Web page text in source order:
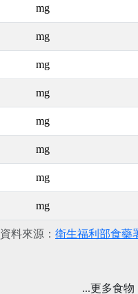
mg
mg
mg
mg
mg
mg
mg
mg
資料來源： 衛生福利部食藥
...更多食物